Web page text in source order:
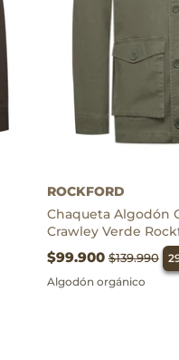
ROCKFORD
Chaqueta Algodón
Crawley Verde
$99.900$139.990
Algodón orgánico